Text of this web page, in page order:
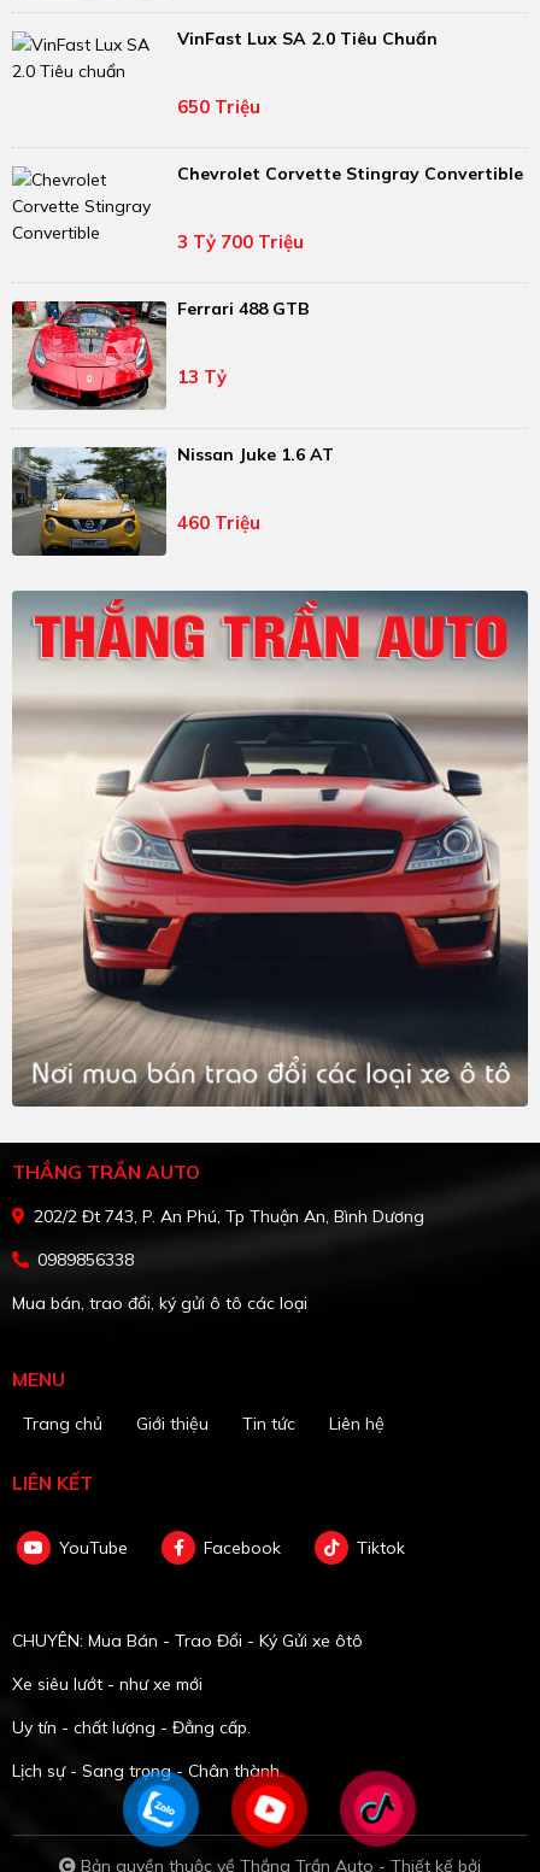
VinFast Lux SA 2.0 Tiêu Chuẩn
650 Triệu
Chevrolet Corvette Stingray Convertible
3 Tỷ 700 Triệu
Ferrari 488 GTB
13 Tỷ
Nissan Juke 1.6 AT
460 Triệu
THẮNG TRẦN AUTO
202/2 Đt 743, P. An Phú, Tp Thuận An, Bình Dương
0989856338
Mua bán, trao đổi, ký gửi ô tô các loại
MENU
Trang chủ Giới thiệu Tin tức Liên hệ
LIÊN KẾT
YouTube Facebook Tiktok
CHUYÊN: Mua Bán - Trao Đổi - Ký Gửi xe ôtô
Xe siêu lướt - như xe mới
Uy tín - chất lượng - Đẳng cấp.
Lịch sự - Sang trọng - Chân thành.
Bản quyền thuộc về Thắng Trần Auto - Thiết kế bởi